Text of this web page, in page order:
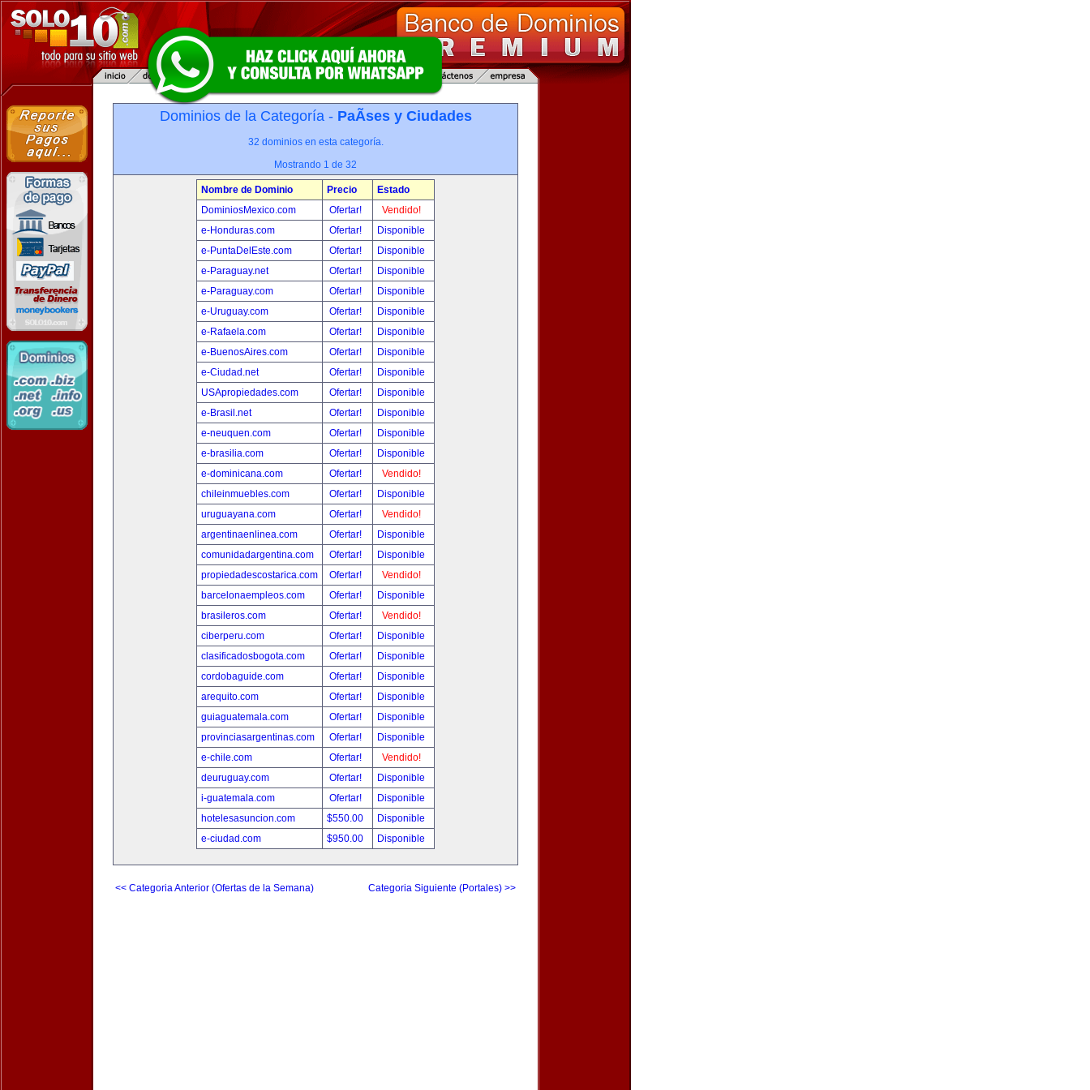
Dominios de la Categoría - PaÃ­ses y Ciudades
32 dominios en esta categoría.
Mostrando 1 de 32
Nombre de Dominio Precio
Estado
DominiosMexico.com
Ofertar!
Vendido!
e-Honduras.com
Ofertar!
Disponible
e-PuntaDelEste.com
Ofertar!
Disponible
e-Paraguay.net
Ofertar!
Disponible
e-Paraguay.com
Ofertar!
Disponible
e-Uruguay.com
Ofertar!
Disponible
e-Rafaela.com
Ofertar!
Disponible
e-BuenosAires.com
Ofertar!
Disponible
e-Ciudad.net
Ofertar!
Disponible
USApropiedades.com
Ofertar!
Disponible
e-Brasil.net
Ofertar!
Disponible
e-neuquen.com
Ofertar!
Disponible
e-brasilia.com
Ofertar!
Disponible
e-dominicana.com
Ofertar!
Vendido!
chileinmuebles.com
Ofertar!
Disponible
uruguayana.com
Ofertar!
Vendido!
argentinaenlinea.com
Ofertar!
Disponible
comunidadargentina.com
Ofertar!
Disponible
propiedadescostarica.com
Ofertar!
Vendido!
barcelonaempleos.com
Ofertar!
Disponible
brasileros.com
Ofertar!
Vendido!
ciberperu.com
Ofertar!
Disponible
clasificadosbogota.com
Ofertar!
Disponible
cordobaguide.com
Ofertar!
Disponible
arequito.com
Ofertar!
Disponible
guiaguatemala.com
Ofertar!
Disponible
provinciasargentinas.com
Ofertar!
Disponible
e-chile.com
Ofertar!
Vendido!
deuruguay.com
Ofertar!
Disponible
i-guatemala.com
Ofertar!
Disponible
hotelesasuncion.com
$550.00
Disponible
e-ciudad.com
$950.00 Disponible
<< Categoria Anterior (Ofertas de la Semana) Categoria Siguiente (Portales) >>